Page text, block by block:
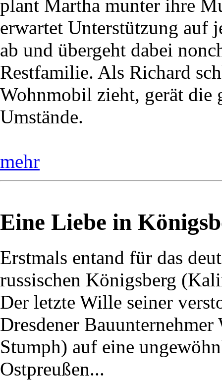
plant Martha munter ihre
erwartet Unterstützung auf
ab und übergeht dabei
Restfamilie. Als Richard
Wohnmobil zieht, gerät die
Umstände.
mehr
Eine Liebe in
Erstmals entand für das
russischen Königsberg
Der letzte Wille seiner
Dresdener
Stumph) auf eine
Ostpreußen...